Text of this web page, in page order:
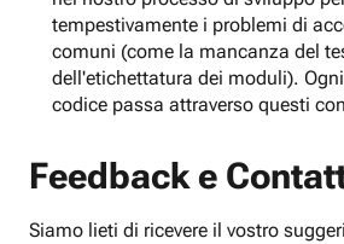
tempestivamente i problemi di
comuni (come la mancanza del
dell'etichettatura dei moduli).
codice passa attraverso questi
Feedback e
Siamo lieti di ricevere il vostro